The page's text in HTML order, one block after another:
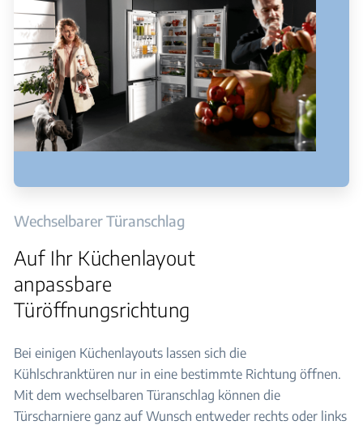
Wechselbarer Türanschlag
Auf Ihr Küchenlayout
anpassbare
Türöffnungsrichtung
Bei einigen Küchenlayouts lassen sich die
Kühlschranktüren nur in eine bestimmte Richtung öffnen.
Mit dem wechselbaren Türanschlag können die
Türscharniere ganz auf Wunsch entweder rechts oder links